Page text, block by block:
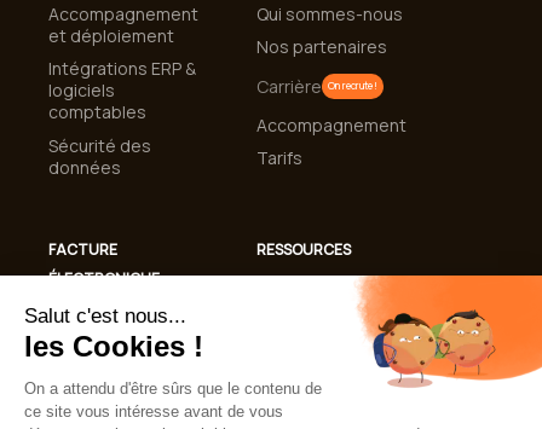
Accompagnement
et déploiement
Intégrations ERP &
logiciels
comptables
Sécurité des
données
FACTURE
ÉLECTRONIQUE
Conformité
Facturation
Automatisation de
la gestion des
Qui sommes-nous
Nos partenaires
Carrière On recrute !
Accompagnement
Tarifs
RESSOURCES
Guides et livres
blancs
Lexique